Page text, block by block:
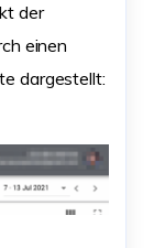
der
einen
dargestellt: